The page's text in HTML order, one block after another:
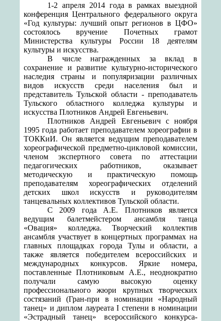
1-2 апреля 2014 года в рамках выездной
конференция Центрального федерального округа
«Год культуры: лучший опыт регионов в ЦФО»
состоялось вручение Почетных грамот
Министерства культуры России 18 деятелям
культуры и искусства.
В числе награжденных за вклад в
сохранение и развитие культурно-исторического
наследия страны и популяризации различных
видов искусств среди населения был и
представитель Тульской области - преподаватель
Тульского областного колледжа культуры и
искусства Плотников Андрей Евгеньевич.
Плотников Андрей Евгеньевич с ноября
1995 года работает преподавателем хореографии в
ТОККиИ. Он является ведущим преподавателем
хореографической предметно-цикловой комиссии,
членом экспертного совета по аттестации
педагогических работников, оказывает
методическую и практическую помощь
преподавателям хореографических отделений
детских школ искусств и руководителям
танцевальных коллективов Тульской области.
С 2009 года А.Е. Плотников является
ведущим балетмейстером ансамбля танца
«Овация» колледжа. Творческий коллектив
ансамбля участвует в концертных программах на
главных площадках города Тулы и области, а
также является победителем всероссийских и
международных
конкурсов. Яркие номера,
поставленные Плотниковым А.Е., неоднократно
получали самую высокую оценку
профессионального жюри крупных творческих
состязаний (Гран-при в номинации «Народный
танец» и диплом лауреатаI степени в номинации
«Эстрадный танец» всероссийского конкурса-